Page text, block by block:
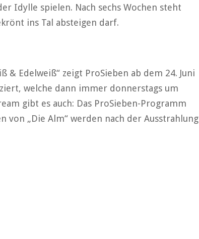
Idylle spielen. Nach sechs Wochen steht
ins Tal absteigen darf.
& Edelweiß“ zeigt ProSieben ab dem 24. Juni
welche dann immer donnerstags um
gibt es auch: Das ProSieben-Programm
von „Die Alm“ werden nach der Ausstrahlung